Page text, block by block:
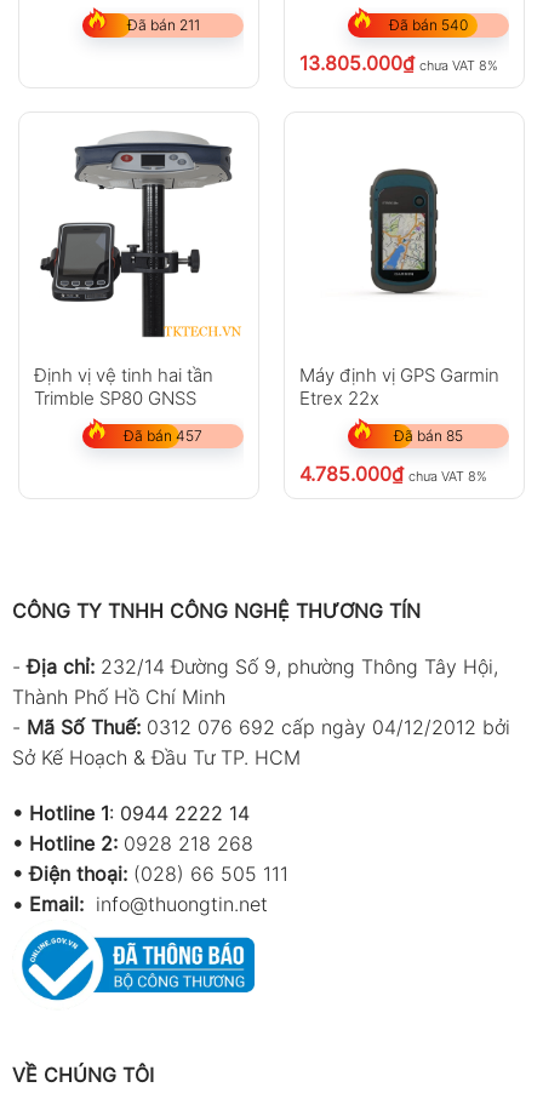
Đã bán 211 Đã bán 540
13.805.000₫ chưa VAT 8%
Định vị vệ tinh hai tần
Trimble SP80 GNSS
Đã bán 457
Máy định vị GPS Garmin
Etrex 22x
Đã bán 85
4.785.000₫ chưa VAT 8%
CÔNG TY TNHH CÔNG NGHỆ THƯƠNG TÍN
-Địa chỉ: 232/14 Đường Số 9, phường Thông Tây Hội,
Thành Phố Hồ Chí Minh
- Mã Số Thuế: 0312 076 692 cấp ngày 04/12/2012 bởi
Sở Kế Hoạch & Đầu Tư TP. HCM
• Hotline 1: 0944 2222 14
• Hotline 2: 0928 218 268
• Điện thoại: (028) 66 505 111
• Email: info@thuongtin.net
VỀ CHÚNG TÔI